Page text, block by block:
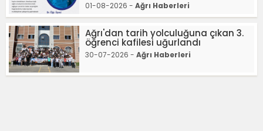
01-08-2026 - Ağrı Haberleri
Ağrı'dan tarih yolculuğuna çıkan 3.
öğrenci kafilesi uğurlandı
30-07-2026 - Ağrı Haberleri